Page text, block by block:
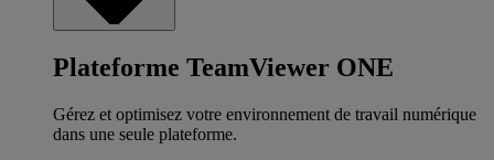
Plateforme TeamViewer ONE
Gérez et optimisez votre environnement de travail numérique
dans une seule plateforme.